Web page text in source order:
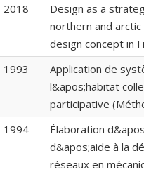
2018
Design as a
northern and
design concept in
1993
Application de
l&apos;habitat
participative
1994
Élaboration
d&apos;aide à la
réseaux en